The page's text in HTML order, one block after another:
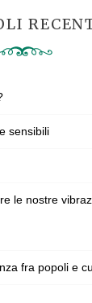
sensibili
le nostre
fra popoli e